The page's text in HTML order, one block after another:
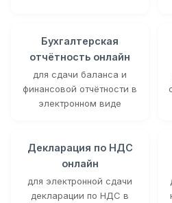
Бухгалтерская
отчётность онлайн
для сдачи баланса и
финансовой отчётности в
электронном виде
Декларация по НДС
онлайн
для электронной сдачи
декларации по НДС в